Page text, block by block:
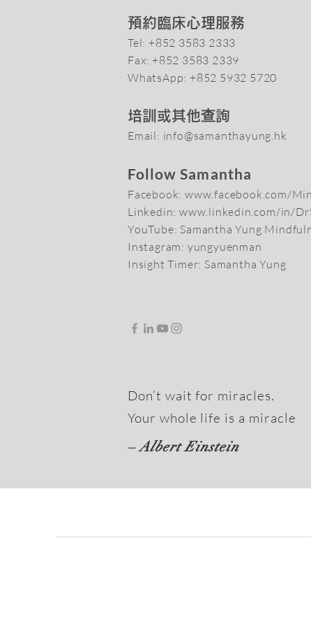
預約臨床心理服務
Tel: +852 3583 2333
Fax: +852 3583 2339
WhatsApp: +852 5932 5720
培訓或其他查詢
Email: info@samanthayung.hk
Follow Samantha
Facebook:www.facebook.com/
Linkedin:www.linkedin.com/in/
YouTube: Samantha Yung
Instagram: yungyuenman
Insight Timer: Samantha Yung
Don’t wait for miracles.
Your whole life is a miracle
– Albert Einstein